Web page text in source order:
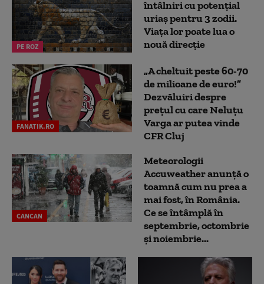
PE ROZ
întâlniri cu potențial
uriaș pentru 3 zodii.
Viața lor poate lua o
nouă direcție
FANATIK.RO
„A cheltuit peste 60-70
de milioane de euro!”
Dezvăluiri despre
prețul cu care Neluțu
Varga ar putea vinde
CFR Cluj
CANCAN
Meteorologii
Accuweather anunță o
toamnă cum nu prea a
mai fost, în România.
Ce se întâmplă în
septembrie, octombrie
și noiembrie...